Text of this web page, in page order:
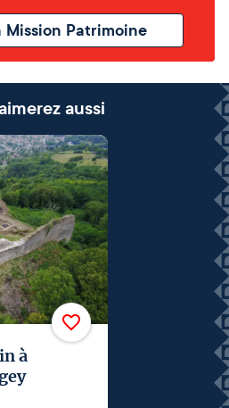
Mission Patrimoine
aussi
à